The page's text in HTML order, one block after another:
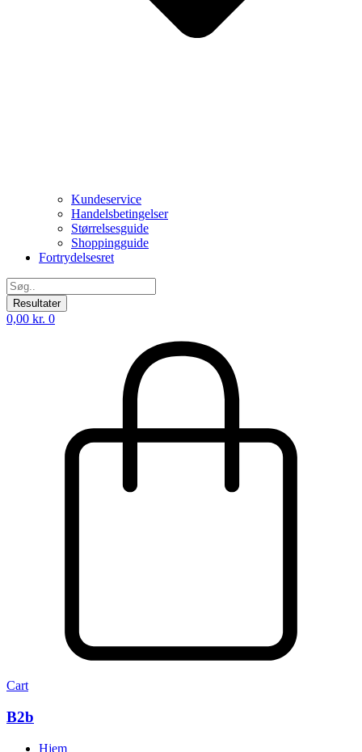
Kundeservice
Handelsbetingelser
Størrelsesguide
Shoppingguide
Fortrydelsesret
Search
...Resultater
0,00 kr. 0
Cart
B2b
Hjem